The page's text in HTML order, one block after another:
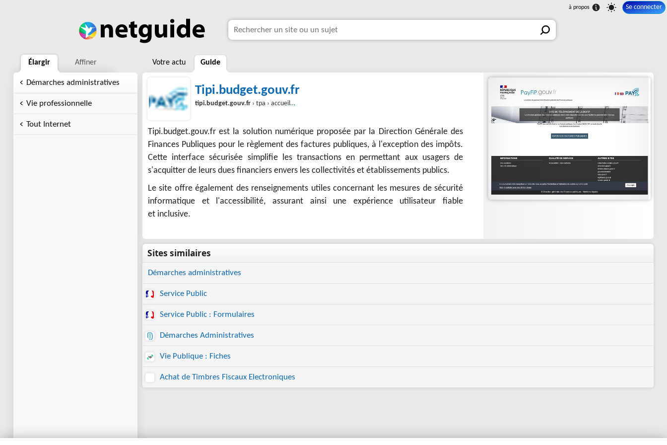
Se connecter
Élargir Affiner
Démarches administratives
Vie professionnelle
Tout Internet
Votre actu Guide
Tipi.budget.gouv.fr
tipi.budget.gouv.fr › tpa › accueilportail.web
Tipi.budget.gouv.fr est la solution numérique proposée par la Direction Générale des
Finances Publiques pour le règlement des factures publiques, à l'exception des impôts.
Cette interface sécurisée simplifie les transactions en permettant aux usagers de
s'acquitter de leurs dues financiers envers les collectivités et établissements publics.
Le site offre également des renseignements utiles concernant les mesures de sécurité
informatique et l'accessibilité, assurant ainsi une expérience utilisateur fiable
et inclusive.
Démarches administratives
Service Public
Service Public : Formulaires
Démarches Administratives
Vie Publique : Fiches
Achat de Timbres Fiscaux Electroniques